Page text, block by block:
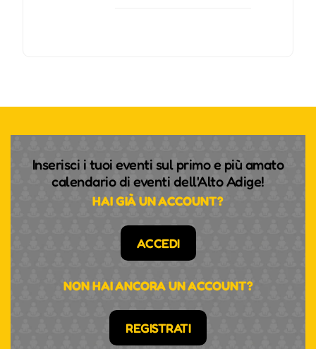
Inserisci i tuoi eventi sul primo e più amato
calendario di eventi dell'Alto Adige!
HAI GIÀ UN ACCOUNT?
ACCEDI
NON HAI ANCORA UN ACCOUNT?
REGISTRATI